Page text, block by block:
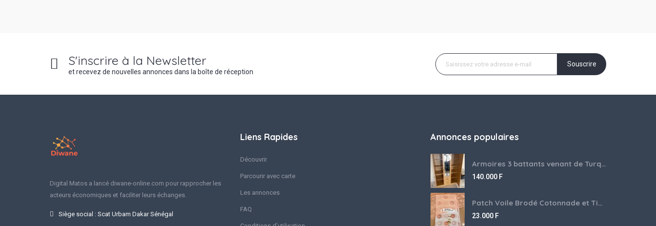
S'inscrire à la Newsletter
et recevez de nouvelles annonces dans la boîte de réception
Souscrire
Digital Matos a lancé diwane-online.com pour rapprocher les
acteurs économiques et faciliter leurs échanges.
Siège social : Scat Urbam Dakar Sénégal
Liens Rapides
Découvrir
Parcourir avec carte
Les annonces
FAQ
Annonces populaires
Armoires 3 battants venant de Turquie disponibles
140.000 F
Patch Voile Brodé Cotonnade et Tinu Minu de l’Inde ???????? ????
23.000 F